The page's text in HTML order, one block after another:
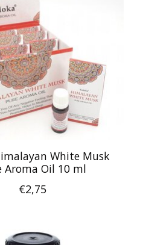
White Musk
Aroma Oil 10 ml
€2,75